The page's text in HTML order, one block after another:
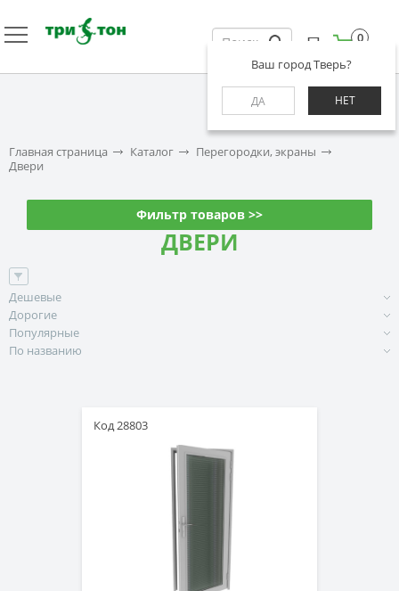
Ваш город Тверь?
ДА НЕТ
0
Главная страница Каталог
Перегородки, экраны
Двери
Фильтр товаров >>
ДВЕРИ
Дешевые
Дорогие
Популярные
По названию
Код 28803